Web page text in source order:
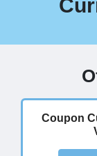
Coupon